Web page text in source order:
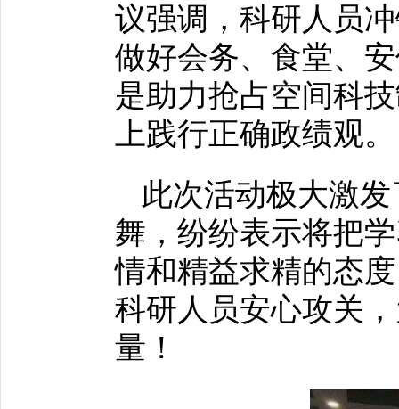
议强调，科研人员
做好会务、食堂、
是助力抢占空间科
上践行正确政绩观。
此次活动极大激
舞，纷纷表示将把
情和精益求精的态
科研人员安心攻关
量！